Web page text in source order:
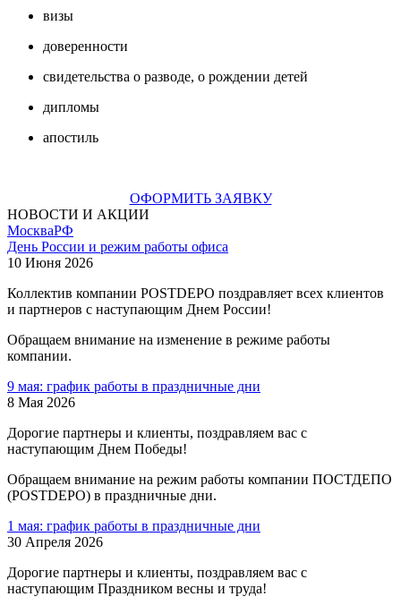
визы
доверенности
свидетельства о разводе, о рождении детей
дипломы
апостиль
ОФОРМИТЬ ЗАЯВКУ
НОВОСТИ И АКЦИИ
МоскваРФ
День России и режим работы офиса
10 Июня 2026
Коллектив компании POSTDEPO поздравляет всех клиентов
и партнеров с наступающим Днем России!
Обращаем внимание на изменение в режиме работы
компании.
9 мая: график работы в праздничные дни
8 Мая 2026
Дорогие партнеры и клиенты, поздравляем вас с
наступающим Днем Победы!
Обращаем внимание на режим работы компании ПОСТДЕПО
(POSTDEPO) в праздничные дни.
1 мая: график работы в праздничные дни
30 Апреля 2026
Дорогие партнеры и клиенты, поздравляем вас с
наступающим Праздником весны и труда!